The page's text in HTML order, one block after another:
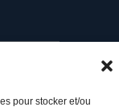
pour stocker et/ou